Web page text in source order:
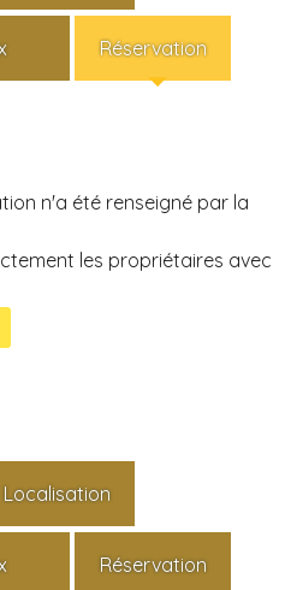
Réservation
n'a été renseigné par la
les propriétaires avec
Localisation
Réservation